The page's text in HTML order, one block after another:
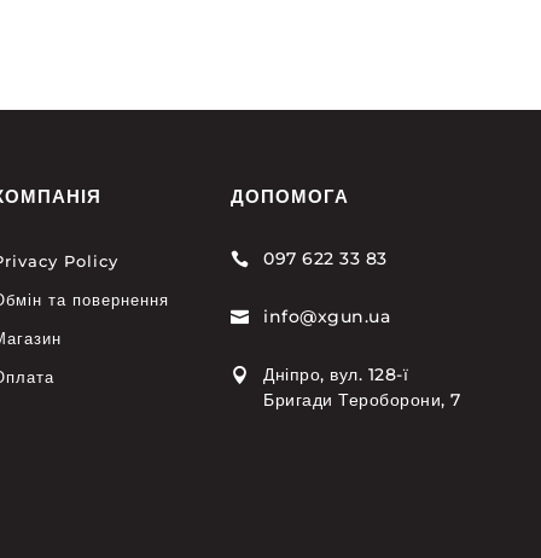
Policy
та повернення
ДОПОМОГА
 097 622 33 83
 info@xgun.ua

Дніпро, вул. 128-ї
Бригади Тероборони, 7